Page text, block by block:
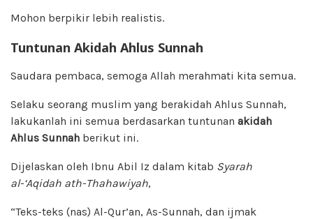
Mohon berpikir lebih realistis.
Tuntunan Akidah Ahlus Sunnah
Saudara pembaca, semoga Allah merahmati kita semua.
Selaku seorang muslim yang berakidah Ahlus Sunnah,
lakukanlah ini semua berdasarkan tuntunan akidah
Ahlus Sunnah berikut ini.
Dijelaskan oleh Ibnu Abil Iz dalam kitab Syarah
al-‘Aqidah ath-Thahawiyah,
“Teks-teks (nas) Al-Qur’an, As-Sunnah, dan ijmak